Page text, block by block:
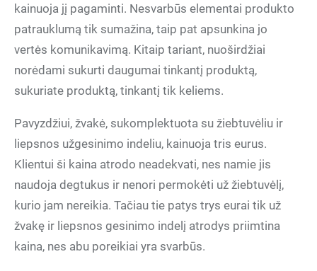
kainuoja jį pagaminti. Nesvarbūs elementai produkto
patrauklumą tik sumažina, taip pat apsunkina jo
vertės komunikavimą. Kitaip tariant, nuoširdžiai
norėdami sukurti daugumai tinkantį produktą,
sukuriate produktą, tinkantį tik keliems.
Pavyzdžiui, žvakė, sukomplektuota su žiebtuvėliu ir
liepsnos užgesinimo indeliu, kainuoja tris eurus.
Klientui ši kaina atrodo neadekvati, nes namie jis
naudoja degtukus ir nenori permokėti už žiebtuvėlį,
kurio jam nereikia. Tačiau tie patys trys eurai tik už
žvakę ir liepsnos gesinimo indelį atrodys priimtina
kaina, nes abu poreikiai yra svarbūs.